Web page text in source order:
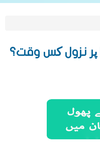
پر نزول کس وقت؟